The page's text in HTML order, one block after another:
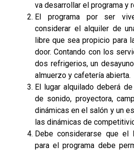
va desarrollar el programa y
El programa por ser
considerar el alquiler de
libre que sea propicio para
door. Contando con los
dos refrigerios, un
almuerzo y cafetería abierta.
El lugar alquilado deberá
de sonido, proyectora,
dinámicas en el salón y un
las dinámicas de
Debe considerarse que el
para el programa debe